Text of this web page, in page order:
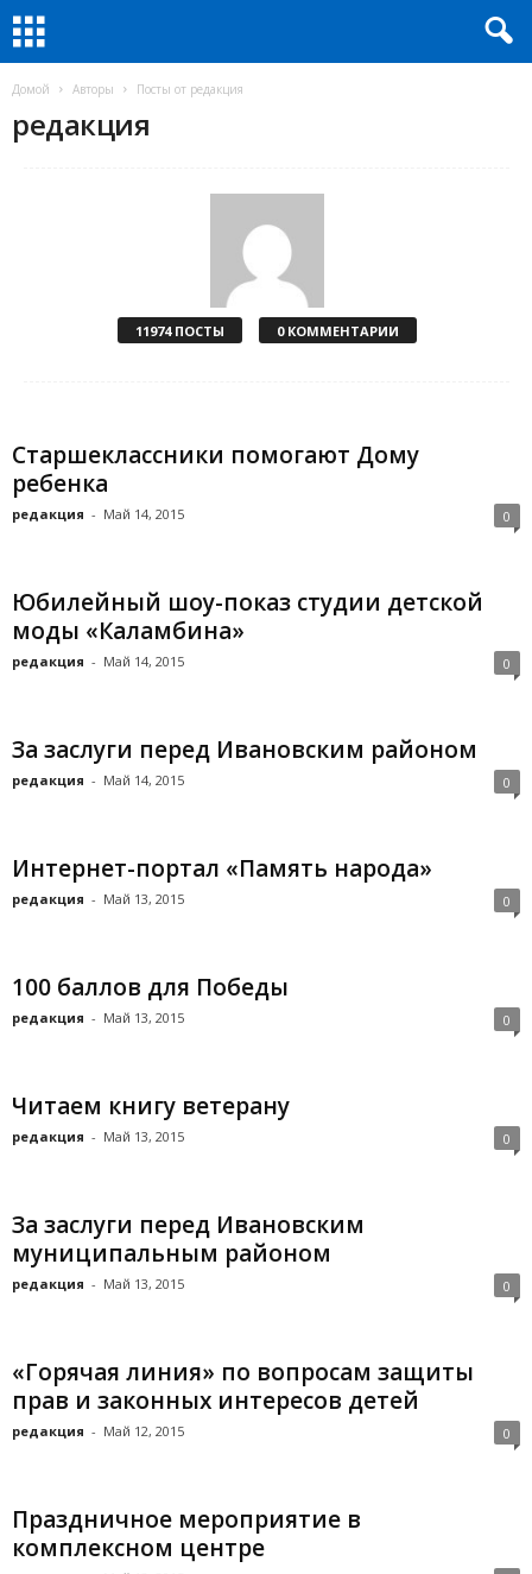
Домой Авторы Посты от редакция
редакция
11974 ПОСТЫ 0 КОММЕНТАРИИ
Старшеклассники помогают Дому
ребенка
редакция - Май 14, 2015 0
Юбилейный шоу-показ студии детской
моды «Каламбина»
редакция - Май 14, 2015 0
За заслуги перед Ивановским районом
редакция - Май 14, 2015 0
Интернет-портал «Память народа»
редакция - Май 13, 2015 0
100 баллов для Победы
редакция - Май 13, 2015 0
Читаем книгу ветерану
редакция - Май 13, 2015 0
За заслуги перед Ивановским
муниципальным районом
редакция - Май 13, 2015 0
«Горячая линия» по вопросам защиты
прав и законных интересов детей
редакция - Май 12, 2015 0
Праздничное мероприятие в
комплексном центре